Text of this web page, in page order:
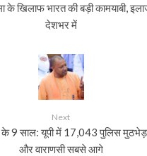
के खिलाफ भारत की बड़ी कामयाबी,
देशभर में
Next
के 9 साल: यूपी में 17,043 पुलिस
और वाराणसी सबसे आगे